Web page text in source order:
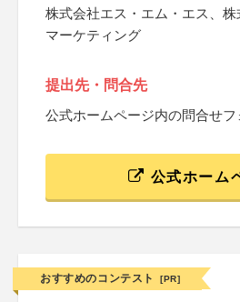
株式会社エス・エム・エス、株
マーケティング
提出先・問合先
公式ホームページ内の問合せフ
公式ホーム
おすすめのコンテスト [PR]